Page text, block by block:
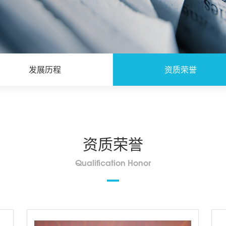
发展历程 资质荣誉
资质荣誉
Qualification Honor